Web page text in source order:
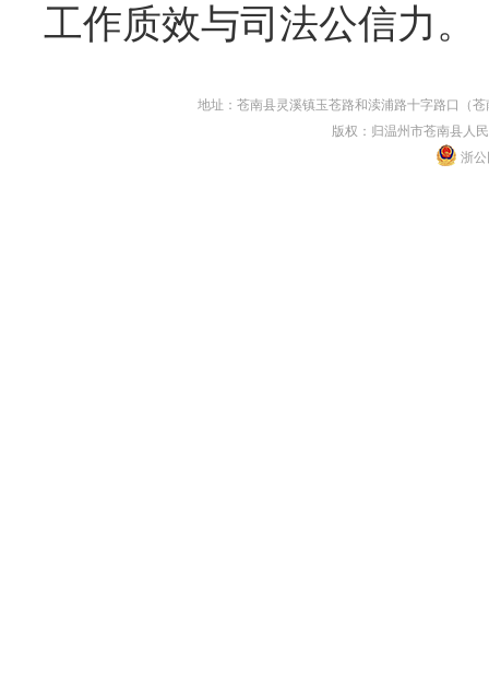
工作质效与司法公信力。
地址：苍南县灵溪镇玉苍路和渎浦路十字路口（
版权：归温州市苍南县人
浙公